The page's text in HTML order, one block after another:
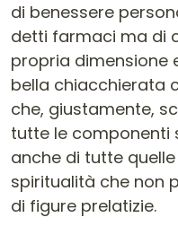
di benessere
detti farmaci ma di
propria dimensione
bella chiacchierata
che, giustamente,
tutte le componenti
anche di tutte
spiritualità che non
di figure prelatizie.